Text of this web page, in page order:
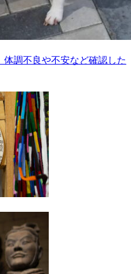
調不良や不安など確認した